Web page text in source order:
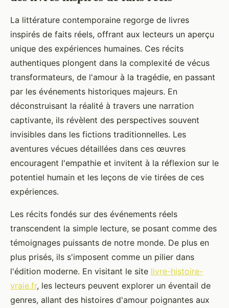
La littérature contemporaine regorge de livres
inspirés de faits réels, offrant aux lecteurs un aperçu
unique des expériences humaines. Ces récits
authentiques plongent dans la complexité de vécus
transformateurs, de l'amour à la tragédie, en passant
par les événements historiques majeurs. En
déconstruisant la réalité à travers une narration
captivante, ils révèlent des perspectives souvent
invisibles dans les fictions traditionnelles. Les
aventures vécues détaillées dans ces œuvres
encouragent l'empathie et invitent à la réflexion sur le
potentiel humain et les leçons de vie tirées de ces
expériences.
Les récits fondés sur des événements réels
transcendent la simple lecture, se posant comme des
témoignages puissants de notre monde. De plus en
plus prisés, ils s'imposent comme un pilier dans
l'édition moderne. En visitant le site livre-histoire-
vraie.fr, les lecteurs peuvent explorer un éventail de
genres, allant des histoires d'amour poignantes aux